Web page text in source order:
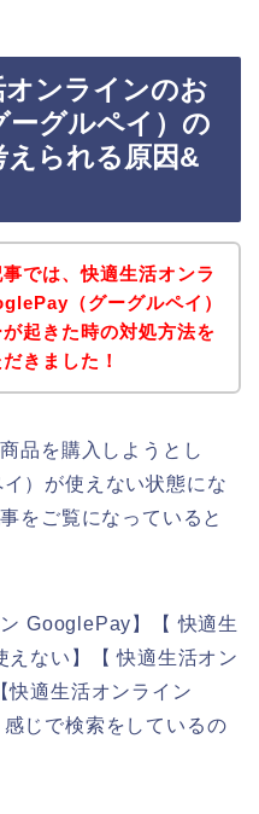
オンラインのお
ーグルペイ）の
られる原因&
では、快適生活オンラ
（グーグルペイ）
起きた時の対処方法を
きました！
品を購入しようとし
）が使えない状態にな
をご覧になっていると
GooglePay】【 快適生
ない】【 快適生活オン
適生活オンライン
じで検索をしているの